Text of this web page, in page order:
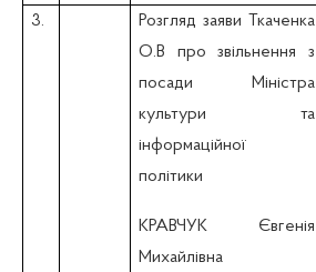
3.
Розгляд заяви Ткаченка
О.В про звільнення з
посади Міністра
культури та
інформаційної
політики
КРАВЧУК Євгенія
Михайлівна